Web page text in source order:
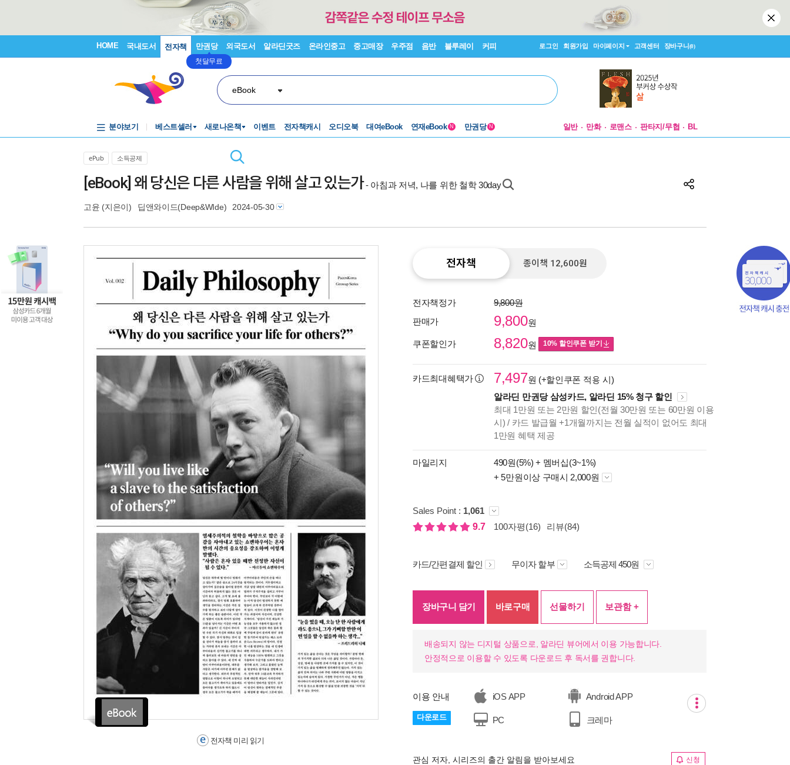
HOME 국내도서 전자책 만권당
첫달무료
외국도서 알라딘굿즈 온라인중고 중고매장 우주점 음반 블루레이 커피 로그인 회원가입 마이페이지 고객센터 장바구니(0)
eBook
분야보기 베스트셀러 새로나온책 이벤트 전자책캐시 오디오북 대여eBook 연재eBook N 만권당 N 일반 만화 로맨스 판타지/무협 BL
ePub 소득공제
[eBook] 왜 당신은 다른 사람을 위해 살고 있는가- 아침과 저녁, 나를 위한 철학 30day
고윤 (지은이) 딥앤와이드(Deep&WIde) 2024-05-30
종이책의
미리보기
전자책 미리 읽기
전자책 종이책 12,600원
전자책정가
9,800원
판매가
9,800원
쿠폰할인가 8,820원 10% 할인쿠폰 받기
카드최대혜택가 7,497원 (+할인쿠폰 적용 시)
알라딘 만권당 삼성카드, 알라딘 15% 청구 할인
최대 1만원 또는 2만원 할인(전월 30만원 또는 60만원 이용
시) / 카드 발급월 +1개월까지는 전월 실적이 없어도 최대
1만원 혜택 제공
마일리지 490원(5%) + 멤버십(3~1%)
+ 5만원이상 구매시 2,000원
Sales Point : 1,061
9.7
100자평(16) 리뷰(84)
카드/간편결제 할인 무이자 할부 소득공제 450원
장바구니 담기 바로구매 선물하기 보관함 +
배송되지 않는 디지털 상품으로, 알라딘 뷰어에서 이용 가능합니다.
안정적으로 이용할 수 있도록 다운로드 후 독서를 권합니다.
이용 안내
다운로드
iOS APP Android APP
PC 크레마
관심 저자, 시리즈의 출간 알림을 받아보세요 신청